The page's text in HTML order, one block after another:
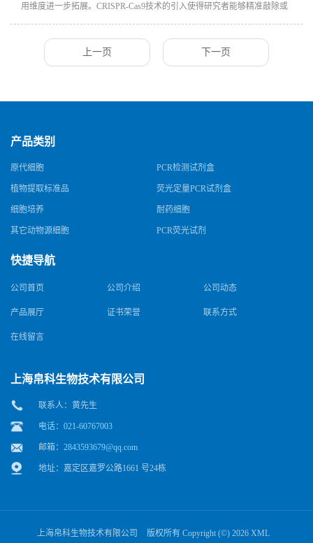
用维度进一步拓展。CRISPR-Cas9技术的引入使得研究者能够精准敲除或
上一页 下一页
产品类别
原代细胞 PCR检测试剂盒
植物提取标准品 荧光定量PCR试剂盒
细胞培养 耐药细胞
其它动物源细胞 PCR荧光试剂
快捷导航
公司首页 公司介绍 公司动态
产品展厅 证书荣誉 联系方式
在线留言
上海帛科生物技术有限公司
联系人：黄先生
电话：021-60767003
邮箱： 2843593679@qq.com
地址：嘉定区嘉罗公路1661 号24栋
上海帛科生物技术有限公司 版权所有 Copyright (©) 2026 XML